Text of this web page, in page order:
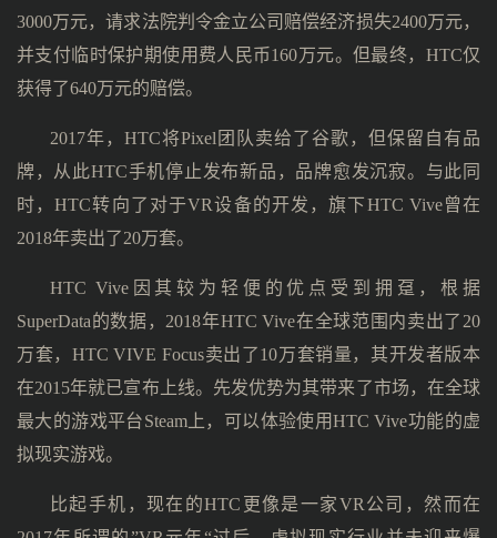
3000万元，请求法院判令金立公司赔偿经济损失2400万元，
并支付临时保护期使用费人民币160万元。但最终，HTC仅
获得了640万元的赔偿。
2017年，HTC将Pixel团队卖给了谷歌，但保留自有品
牌，从此HTC手机停止发布新品，品牌愈发沉寂。与此同
时，HTC转向了对于VR设备的开发，旗下HTC Vive曾在
2018年卖出了20万套。
HTC Vive因其较为轻便的优点受到拥趸，根据
SuperData的数据，2018年HTC Vive在全球范围内卖出了20
万套，HTC VIVE Focus卖出了10万套销量，其开发者版本
在2015年就已宣布上线。先发优势为其带来了市场，在全球
最大的游戏平台Steam上，可以体验使用HTC Vive功能的虚
拟现实游戏。
比起手机，现在的HTC更像是一家VR公司，然而在